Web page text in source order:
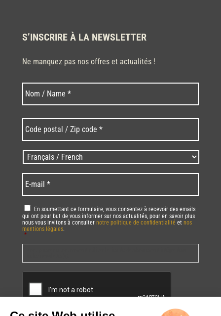
S’INSCRIRE À LA NEWSLETTER
Ne manquez pas nos offres et actualités !
Nom * Nom
postal
/
Zip
code
* *
Langues
/
Language *
mail *
RGPD *
En soumettant ce formulaire, vous consentez à recevoir des emails
qui ont pour but de vous informer sur nos actualités, pour en savoir plus
nous vous invitons à consulter notre politique de confidentialité et nos
mentions légales.
*